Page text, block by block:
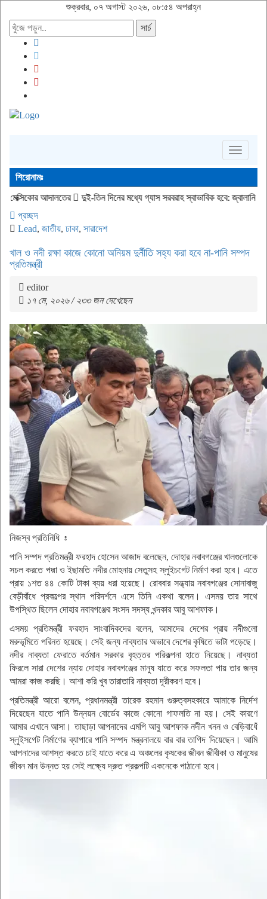
শুক্রবার, ০৭ অগাস্ট ২০২৬, ০৮:৫৪ অপরাহ্ন
সার্চ
Toggle
শিরোনামঃ
দুই-তিন দিনের মধ্যে গ্যাস সরবরাহ স্বাভাবিক হবে: জ্বালানি মন্ত্রী
জীবিত
প্রচ্ছদ
Lead, জাতীয়, ঢাকা, সারাদেশ
খাল ও নদী রক্ষা কাজে কোনো অনিয়ম দুর্নীতি সহ্য করা হবে না-পানি সম্পদ
প্রতিমন্ত্রী
editor
১৭ মে, ২০২৬ / ২৩৩ জন দেখেছেন
নিজস্ব প্রতিনিধি ঃ
পানি সম্পদ প্রতিমন্ত্রী ফরহাদ হোসেন আজাদ বলেছেন, দোহার নবাবগঞ্জের খালগুলোকে
সচল করতে পদ্মা ও ইছামতি নদীর মোহনায় সেতুসহ স্লুইচগেট নির্মাণ করা হবে। এতে
প্রায় ১শত ৪৪ কোটি টাকা ব্যয় ধরা হয়েছে। রোববার সন্ধ্যায় নবাবগঞ্জের সোনাবাজু
বেড়ীবাঁধে প্রকল্পের স্থান পরিদর্শনে এসে তিনি একথা বলেন। এসময় তার সাথে
উপস্থিত ছিলেন দোহার নবাবগঞ্জের সংসদ সদস্য খন্দকার আবু আশফাক।
এসময় প্রতিমন্ত্রী ফরহাদ সাংবাদিকদের বলেন, আমাদের দেশের প্রায় নদীগুলো
মরুভূমিতে পরিনত হয়েছে। সেই জন্য নাব্যতার অভাবে দেশের কৃষিতে ভাটা পড়েছে।
নদীর নাব্যতা ফেরাতে বর্তমান সরকার বৃহত্তর পরিকল্পনা হাতে নিয়েছে। নাব্যতা
ফিরলে সারা দেশের ন্যায় দোহার নবাবগঞ্জের মানুষ যাতে করে সফলতা পায় তার জন্য
আমরা কাজ করছি। আশা করি খুব তারাতারি নাব্যতা দূরীকরণ হবে।
প্রতিমন্ত্রী আরো বলেন, প্রধানমন্ত্রী তারেক রহমান গুরুত্বসহকারে আমাকে নির্দেশ
দিয়েছেন যাতে পানি উন্নয়ন বোর্ডের কাজে কোনো গাফলতি না হয়। সেই কারণে
আমার এখানে আসা। তাছাড়া আপনাদের এমপি আবু আশফাক নদীন খনন ও বেড়িবাধেঁ
স্লুইসগেট নির্মাণের ব্যাপারে পানি সম্পদ মন্ত্রনালয়ে বার বার তাগিদ দিয়েছেন। আমি
আপনাদের আশস্ত করতে চাই যাতে করে এ অঞ্চলের কৃষকের জীবন জীবীকা ও মানুষের
জীবন মান উন্নত হয় সেই লক্ষ্যে দ্রুত প্রকল্পটি একনেকে পাঠানো হবে।